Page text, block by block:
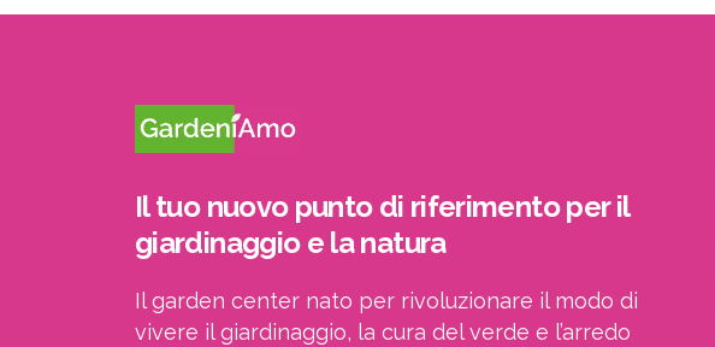
Il tuo nuovo punto di riferimento per il
giardinaggio e la natura
Il garden center nato per rivoluzionare il modo di
vivere il giardinaggio, la cura del verde e l’arredo